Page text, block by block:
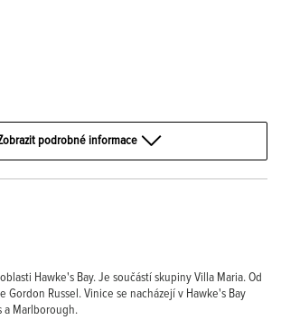
podrobné informace
Hawke's Bay. Je součástí skupiny Villa Maria. Od
Gordon Russel. Vinice se nacházejí v Hawke's Bay
a Marlborough.